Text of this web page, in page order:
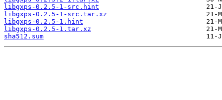
libgxps-0.2.5-1-src.hint
libgxps-0.2.5-1-src.tar.xz
libgxps-0.2.5-1.hint
libgxps-0.2.5-1.tar.xz
sha512.sum